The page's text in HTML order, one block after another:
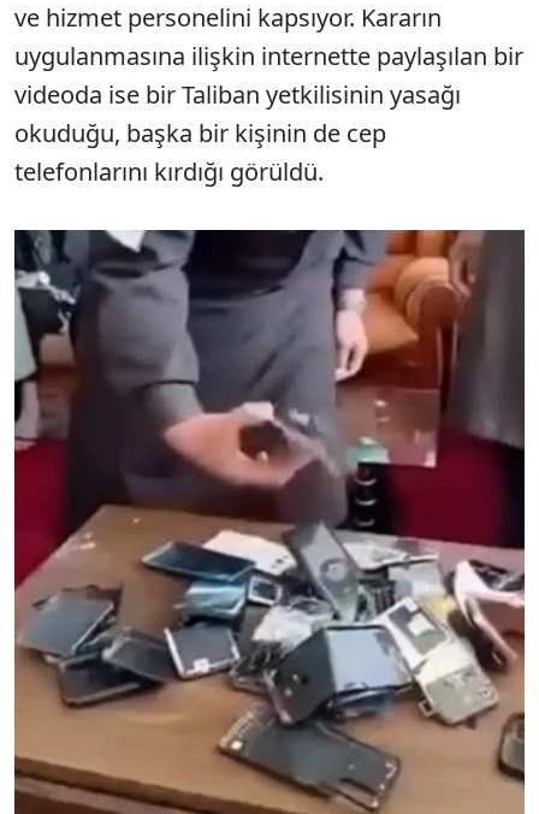
ve hizmet personelini kapsıyor. Kararın
uygulanmasına ilişkin internette paylaşılan bir
videoda ise bir Taliban yetkilisinin yasağı
okuduğu, başka bir kişinin de cep
telefonlarını kırdığı görüldü.